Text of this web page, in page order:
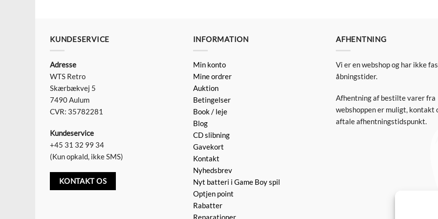
KUNDESERVICE
Adresse
WTS Retro
Skærbækvej 5
7490 Aulum
CVR: 35782281
Kundeservice
+45 31 32 99 34
(Kun opkald, ikke SMS)
KONTAKT OS
INFORMATION
Min konto
Mine ordrer
Auktion
Betingelser
Book / leje
Blog
CD slibning
Gavekort
Kontakt
Nyhedsbrev
Nyt batteri i Game Boy spil
Optjen point
Rabatter
Reparationer
AFHENTNING
Vi er en webshop og har ikke
åbningstider.
Afhentning af bestilte varer fra
webshoppen er muligt, kontakt
aftale afhentningstidspunkt.